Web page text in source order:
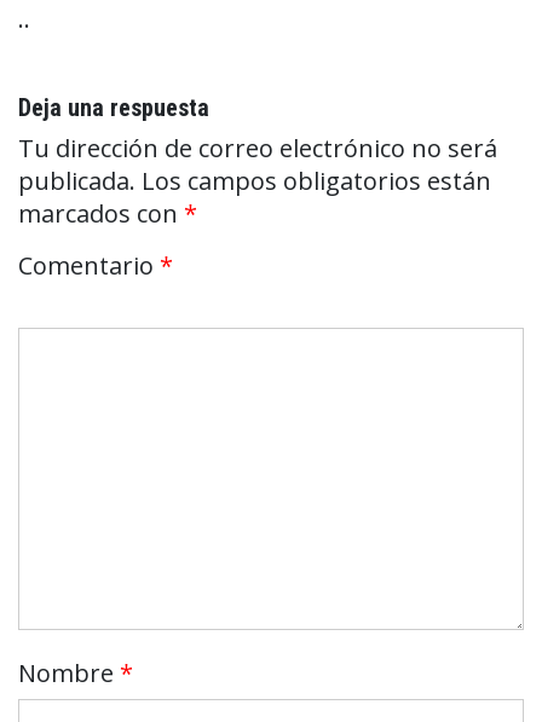
..
Deja una respuesta
Tu dirección de correo electrónico no será
publicada. Los campos obligatorios están
marcados con *
Comentario *
Nombre *